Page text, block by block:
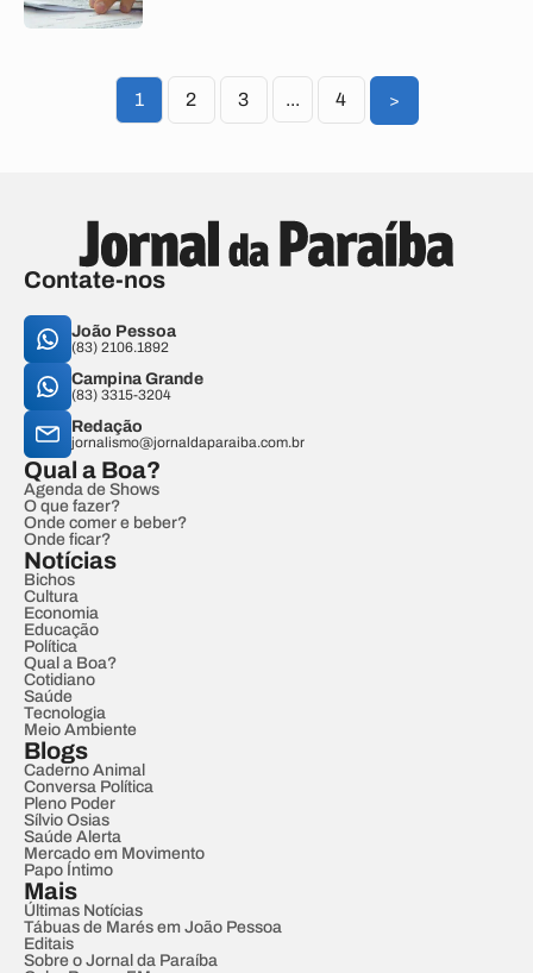
1 2 3 ... 4 >
Contate-nos
João Pessoa
(83) 2106.1892
Campina Grande
(83) 3315-3204
Redação
jornalismo@jornaldaparaiba.com.br
Qual a Boa?
Agenda de Shows
O que fazer?
Onde comer e beber?
Onde ficar?
Notícias
Bichos
Cultura
Economia
Educação
Política
Qual a Boa?
Cotidiano
Saúde
Tecnologia
Meio Ambiente
Blogs
Caderno Animal
Conversa Política
Pleno Poder
Sílvio Osias
Saúde Alerta
Mercado em Movimento
Papo Íntimo
Mais
Últimas Notícias
Tábuas de Marés em João Pessoa
Editais
Sobre o Jornal da Paraíba